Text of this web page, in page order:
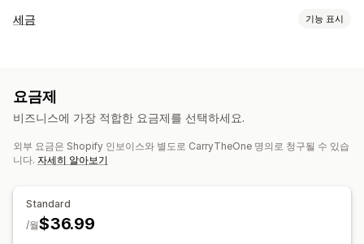
재무 보고서
청구서 및 인보이스 발행
여러 통화
멀티채널
자동 데이터 동기화
주문 세부 정보 거래
세금 기능 표시
세금 계산
요금제
비즈니스에 가장 적합한 요금제를 선택하세요.
외부 요금은 Shopify 인보이스와 별도로 CarryTheOne 명의로 청구될 수 있습
니다. 자세히 알아보기
Standard
$36.99
/월